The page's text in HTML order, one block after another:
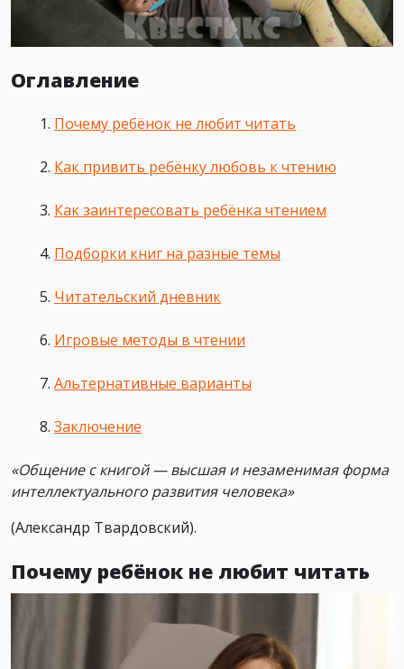
Оглавление
Почему ребёнок не любит читать
Как привить ребёнку любовь к чтению
Как заинтересовать ребёнка чтением
Подборки книг на разные темы
Читательский дневник
Игровые методы в чтении
Альтернативные варианты
Заключение
«Общение с книгой — высшая и незаменимая форма
интеллектуального развития человека»
(Александр Твардовский).
Почему ребёнок не любит читать